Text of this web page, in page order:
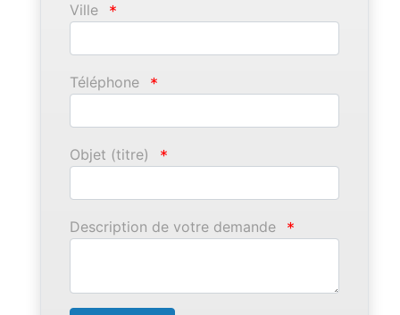
Ville *
Téléphone *
Objet (titre) *
Description de votre demande *